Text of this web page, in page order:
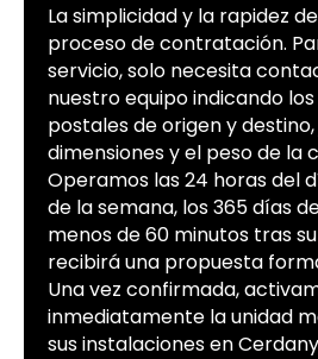
La simplicidad y la rapidez
proceso de contratación.
servicio, solo necesita
nuestro equipo indicando
postales de origen y
dimensiones y el peso de la
Operamos las 24 horas del
de la semana, los 365 días
menos de 60 minutos tras
recibirá una propuesta
Una vez confirmada,
inmediatamente la unidad
sus instalaciones en